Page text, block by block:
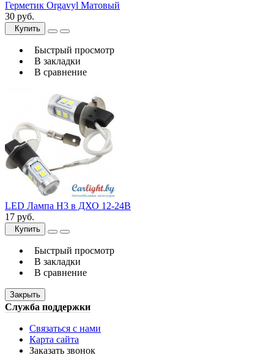
Герметик Orgavyl Матовый
30 руб.
Купить
Быстрый просмотр
В закладки
В сравнение
LED Лампа H3 в ДХО 12-24В
17 руб.
Купить
Быстрый просмотр
В закладки
В сравнение
Закрыть
Служба поддержки
Связаться с нами
Карта сайта
Заказать звонок